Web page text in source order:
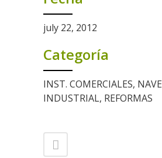
july 22, 2012
Categoría
INST. COMERCIALES, NAVE
INDUSTRIAL, REFORMAS